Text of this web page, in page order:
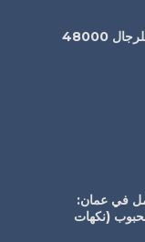
48000
أورال جيل 100 مل في عمان:
(نكهات